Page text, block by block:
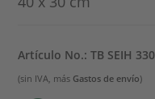
Artículo No.: TB SEIH 330
(sin IVA, más Gastos de envío)